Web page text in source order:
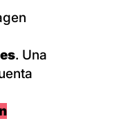
. Una